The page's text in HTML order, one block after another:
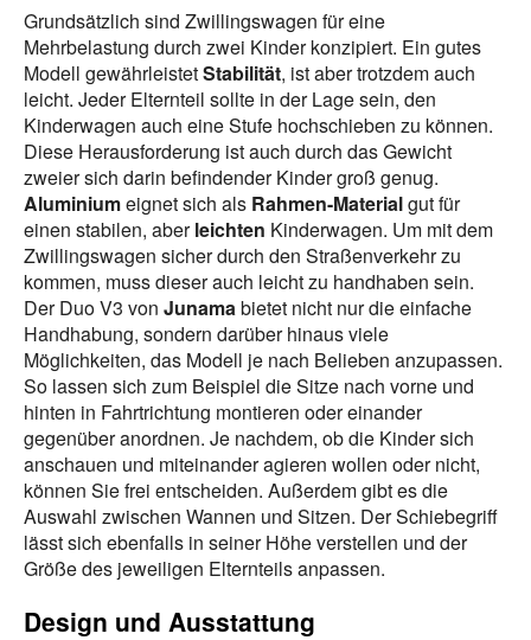
Grundsätzlich sind Zwillingswagen für eine
Mehrbelastung durch zwei Kinder konzipiert. Ein gutes
Modell gewährleistetStabilität, ist aber trotzdem auch
leicht. Jeder Elternteil sollte in der Lage sein, den
Kinderwagen auch eine Stufe hochschieben zu können.
Diese Herausforderung ist auch durch das Gewicht
zweier sich darin befindender Kinder groß genug.
Aluminiumeignet sich als Rahmen-Materialgut für
einen stabilen, aberleichten Kinderwagen. Um mit dem
Zwillingswagen sicher durch den Straßenverkehr zu
kommen, muss dieser auch leicht zu handhaben sein.
Der Duo V3 von Junamabietet nicht nur die einfache
Handhabung, sondern darüber hinaus viele
Möglichkeiten, das Modell je nach Belieben anzupassen.
So lassen sich zum Beispiel die Sitze nach vorne und
hinten in Fahrtrichtung montieren oder einander
gegenüber anordnen. Je nachdem, ob die Kinder sich
anschauen und miteinander agieren wollen oder nicht,
können Sie frei entscheiden. Außerdem gibt es die
Auswahl zwischen Wannen und Sitzen. Der Schiebegriff
lässt sich ebenfalls in seiner Höhe verstellen und der
Größe des jeweiligen Elternteils anpassen.
Design und Ausstattung